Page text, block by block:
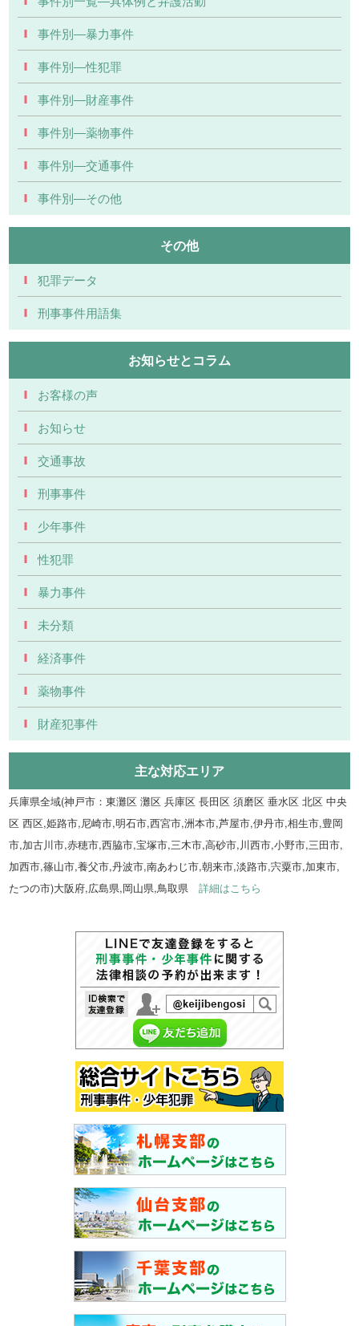
事件別―暴力事件
事件別―性犯罪
事件別―財産事件
事件別―薬物事件
事件別―交通事件
事件別―その他
その他
犯罪データ
刑事事件用語集
お知らせとコラム
お客様の声
お知らせ
交通事故
刑事事件
少年事件
性犯罪
暴力事件
未分類
経済事件
薬物事件
財産犯事件
主な対応エリア
兵庫県全域(神戸市：東灘区 灘区 兵庫区 長田区 須磨区 垂水区 北区 中央
区 西区,姫路市,尼崎市,明石市,西宮市,洲本市,芦屋市,伊丹市,相生市,豊岡
市,加古川市,赤穂市,西脇市,宝塚市,三木市,高砂市,川西市,小野市,三田市,
加西市,篠山市,養父市,丹波市,南あわじ市,朝来市,淡路市,宍粟市,加東市,
たつの市)大阪府,広島県,岡山県,鳥取県詳細はこちら